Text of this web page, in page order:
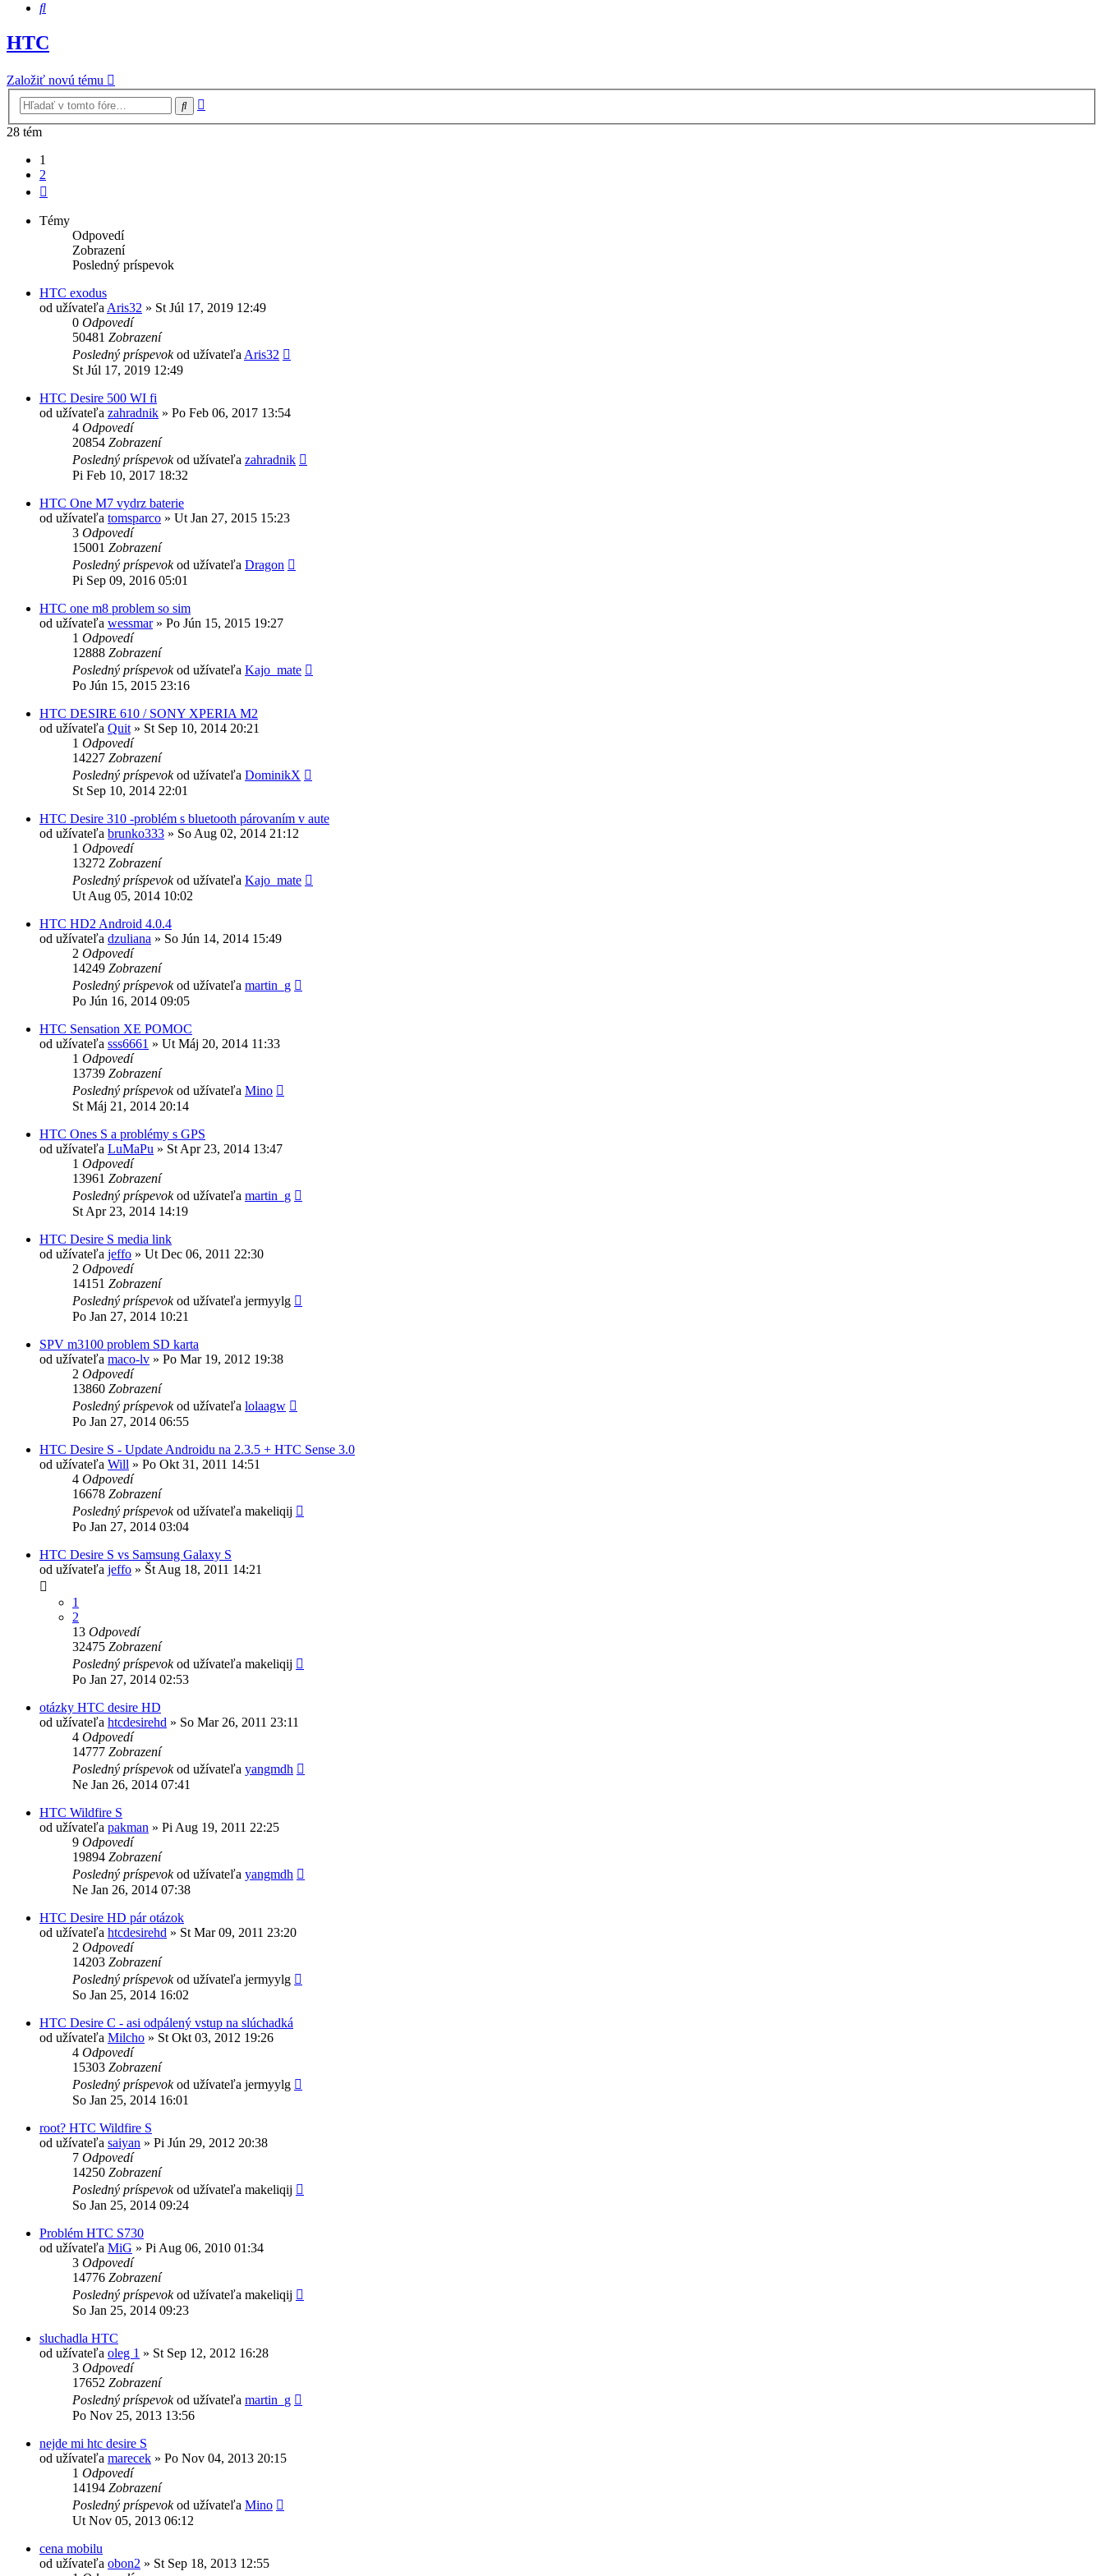
Hľadať
HTC
Založiť novú tému
Hľadať
28 tém
1
2
Témy
Odpovedí
Zobrazení
Posledný príspevok
HTC exodus
od užívateľa Aris32 » St Júl 17, 2019 12:49
0 Odpovedí
50481 Zobrazení
Posledný príspevokod užívateľa Aris32
St Júl 17, 2019 12:49
HTC Desire 500 WI fi
od užívateľa zahradnik » Po Feb 06, 2017 13:54
4 Odpovedí
20854 Zobrazení
Posledný príspevokod užívateľa zahradnik
Pi Feb 10, 2017 18:32
HTC One M7 vydrz baterie
od užívateľa tomsparco » Ut Jan 27, 2015 15:23
3 Odpovedí
15001 Zobrazení
Posledný príspevokod užívateľa Dragon
Pi Sep 09, 2016 05:01
HTC one m8 problem so sim
od užívateľa wessmar» Po Jún 15, 2015 19:27
1 Odpovedí
12888 Zobrazení
Posledný príspevokod užívateľa Kajo_mate
Po Jún 15, 2015 23:16
HTC DESIRE 610 / SONY XPERIA M2
od užívateľa Quit » St Sep 10, 2014 20:21
1 Odpovedí
14227 Zobrazení
Posledný príspevokod užívateľa DominikX
St Sep 10, 2014 22:01
HTC Desire 310 -problém s bluetooth párovaním v aute
od užívateľa brunko333 » So Aug 02, 2014 21:12
1 Odpovedí
13272 Zobrazení
Posledný príspevokod užívateľa Kajo_mate
Ut Aug 05, 2014 10:02
HTC HD2 Android 4.0.4
od užívateľa dzuliana » So Jún 14, 2014 15:49
2 Odpovedí
14249 Zobrazení
Posledný príspevokod užívateľa martin_g
Po Jún 16, 2014 09:05
HTC Sensation XE POMOC
od užívateľa sss6661 » Ut Máj 20, 2014 11:33
1 Odpovedí
13739 Zobrazení
Posledný príspevokod užívateľa Mino
St Máj 21, 2014 20:14
HTC Ones S a problémy s GPS
od užívateľa LuMaPu » St Apr 23, 2014 13:47
1 Odpovedí
13961 Zobrazení
Posledný príspevokod užívateľa martin_g
St Apr 23, 2014 14:19
HTC Desire S media link
od užívateľa jeffo » Ut Dec 06, 2011 22:30
2 Odpovedí
14151 Zobrazení
Posledný príspevokod užívateľa jermyylg
Po Jan 27, 2014 10:21
SPV m3100 problem SD karta
od užívateľa maco-lv » Po Mar 19, 2012 19:38
2 Odpovedí
13860 Zobrazení
Posledný príspevokod užívateľa lolaagw
Po Jan 27, 2014 06:55
HTC Desire S - Update Androidu na 2.3.5 + HTC Sense 3.0
od užívateľa Will » Po Okt 31, 2011 14:51
4 Odpovedí
16678 Zobrazení
Posledný príspevokod užívateľa makeliqij
Po Jan 27, 2014 03:04
HTC Desire S vs Samsung Galaxy S
od užívateľa jeffo » Št Aug 18, 2011 14:21
1
2
13 Odpovedí
32475 Zobrazení
Posledný príspevokod užívateľa makeliqij
Po Jan 27, 2014 02:53
otázky HTC desire HD
od užívateľa htcdesirehd » So Mar 26, 2011 23:11
4 Odpovedí
14777 Zobrazení
Posledný príspevokod užívateľa yangmdh
Ne Jan 26, 2014 07:41
HTC Wildfire S
od užívateľa pakman » Pi Aug 19, 2011 22:25
9 Odpovedí
19894 Zobrazení
Posledný príspevokod užívateľa yangmdh
Ne Jan 26, 2014 07:38
HTC Desire HD pár otázok
od užívateľa htcdesirehd » St Mar 09, 2011 23:20
2 Odpovedí
14203 Zobrazení
Posledný príspevokod užívateľa jermyylg
So Jan 25, 2014 16:02
HTC Desire C - asi odpálený vstup na slúchadká
od užívateľa Milcho » St Okt 03, 2012 19:26
4 Odpovedí
15303 Zobrazení
Posledný príspevokod užívateľa jermyylg
So Jan 25, 2014 16:01
root? HTC Wildfire S
od užívateľa saiyan » Pi Jún 29, 2012 20:38
7 Odpovedí
14250 Zobrazení
Posledný príspevokod užívateľa makeliqij
So Jan 25, 2014 09:24
Problém HTC S730
od užívateľa MiG » Pi Aug 06, 2010 01:34
3 Odpovedí
14776 Zobrazení
Posledný príspevokod užívateľa makeliqij
So Jan 25, 2014 09:23
sluchadla HTC
od užívateľa oleg 1 » St Sep 12, 2012 16:28
3 Odpovedí
17652 Zobrazení
Posledný príspevokod užívateľa martin_g
Po Nov 25, 2013 13:56
nejde mi htc desire S
od užívateľa marecek » Po Nov 04, 2013 20:15
1 Odpovedí
14194 Zobrazení
Posledný príspevokod užívateľa Mino
Ut Nov 05, 2013 06:12
cena mobilu
od užívateľa obon2 » St Sep 18, 2013 12:55